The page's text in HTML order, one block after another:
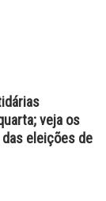
veja os
eleições de